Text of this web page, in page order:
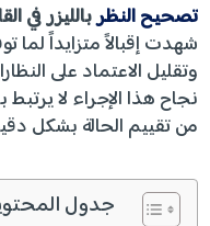
تصحيح النظربالليزر في
شهدت إقبالاً متزايداً لما
وتقليل الاعتماد على
نجاح هذا الإجراء لا
من تقييم الحالة بشكل
جدول